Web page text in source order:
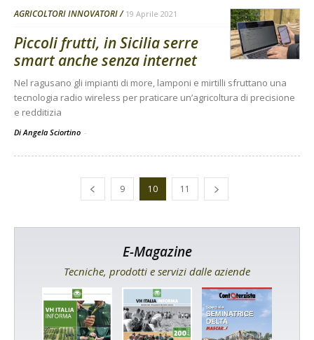
AGRICOLTORI INNOVATORI 19 Aprile 2021
Piccoli frutti, in Sicilia serre
smart anche senza internet
Nel ragusano gli impianti di more, lamponi e mirtilli sfruttano una
tecnologia radio wireless per praticare un’agricoltura di precisione
e redditizia
Di Angela Sciortino -
9 10 11
E-Magazine
Tecniche, prodotti e servizi dalle aziende